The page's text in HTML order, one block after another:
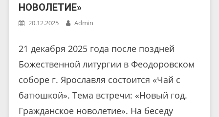
НОВОЛЕТИЕ»
20.12.2025 Admin
21 декабря 2025 года после поздней
Божественной литургии в Феодоровском
соборе г. Ярославля состоится «Чай с
батюшкой». Тема встречи: «Новый год.
Гражданское новолетие». На беседу